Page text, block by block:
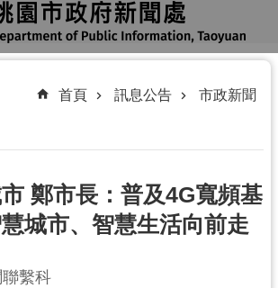
首頁 訊息公告 市政新聞
鄭市長：普及4G寬頻基
城市、智慧生活向前走
繫科